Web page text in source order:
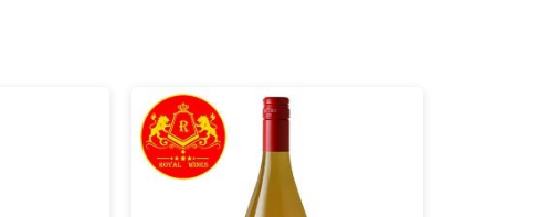
lựa chọn tuyệt vời cho những buổi tiệc nhẹ